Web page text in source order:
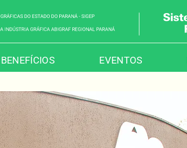
BENEFÍCIOS EVENTOS